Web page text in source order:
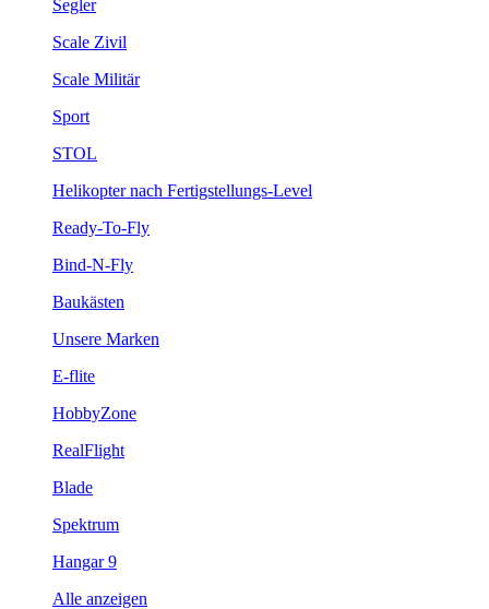
Segler
Scale Zivil
Scale Militär
Sport
STOL
Helikopter nach Fertigstellungs-Level
Ready-To-Fly
Bind-N-Fly
Baukästen
Unsere Marken
E-flite
HobbyZone
RealFlight
Blade
Spektrum
Hangar 9
Alle anzeigen